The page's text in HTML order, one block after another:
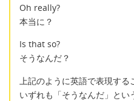
Oh really?
本当に？
Is that so?
そうなんだ？
上記のように英語で表現する
いずれも「そうなんだ」とい